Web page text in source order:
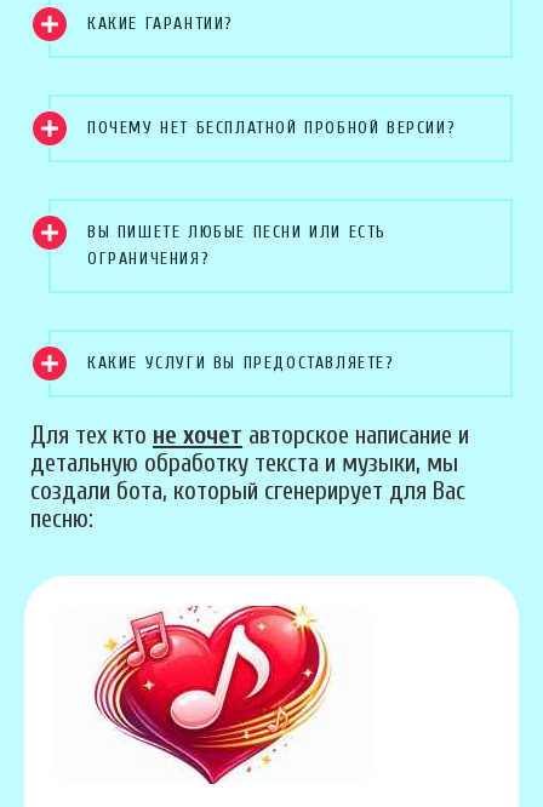
КАКИЕ ГАРАНТИИ?
ПОЧЕМУ НЕТ БЕСПЛАТНОЙ ПРОБНОЙ ВЕРСИИ?
ВЫ ПИШЕТЕ ЛЮБЫЕ ПЕСНИ ИЛИ ЕСТЬ
ОГРАНИЧЕНИЯ?
КАКИЕ УСЛУГИ ВЫ ПРЕДОСТАВЛЯЕТЕ?
Для тех кто не хочет авторское написание и
детальную обработку текста и музыки, мы
создали бота, который сгенерирует для Вас
песню: